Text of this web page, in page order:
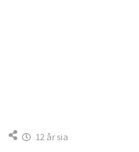
12 år sia